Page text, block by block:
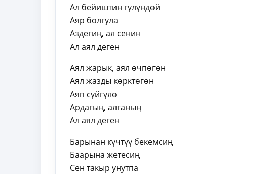
Ал бейиштин гүлүндөй
Аяр болгула
Аздегиң, ал сенин
Ал аял деген
Аял жарык, аял өчпөгөн
Аял жазды көрктөгөн
Аяп сүйгүлө
Ардагың, алганың
Ал аял деген
Барынан күчтүү бекемсиң
Баарына жетесиң
Сен такыр унутпа